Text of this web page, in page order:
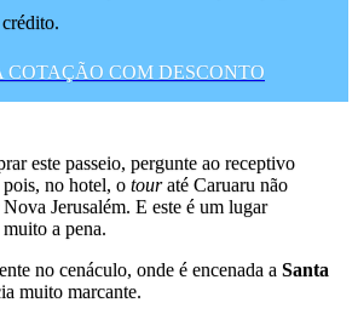
COTAÇÃO COM DESCONTO
este passeio, pergunte ao receptivo
pois, no hotel, o touraté Caruaru não
Jerusalém. E este é um lugar
a pena.
no cenáculo, onde é encenada a Santa
muito marcante.